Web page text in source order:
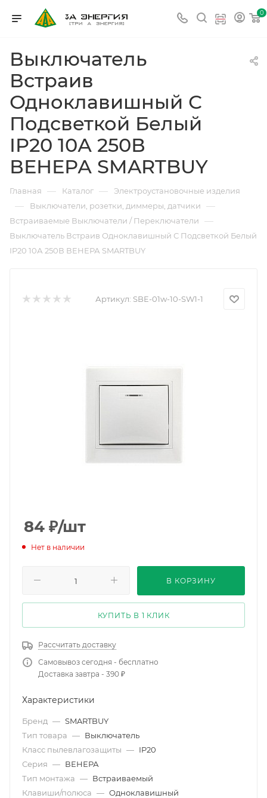
0
Выключатель
Встраив
Одноклавишный С
Подсветкой Белый
IP20 10А 250В
ВЕНЕРА SMARTBUY
Главная — Каталог — Электроустановочные изделия
— Выключатели, розетки, диммеры, датчики —
Встраиваемые Выключатели / Переключатели —
Выключатель Встраив Одноклавишный С Подсветкой Белый
IP20 10А 250В ВЕНЕРА SMARTBUY
Артикул: SBE-01w-10-SW1-1
84 ₽/шт
Нет в наличии
В КОРЗИНУ
КУПИТЬ В 1 КЛИК
Рассчитать доставку
Самовывоз сегодня - бесплатно
Доставка завтра - 390 ₽
Характеристики
Бренд — SMARTBUY
Тип товара — Выключатель
Класс пылевлагозащиты — IP20
Серия — ВЕНЕРА
Тип монтажа — Встраиваемый
Клавиши/полюса — Одноклавишный